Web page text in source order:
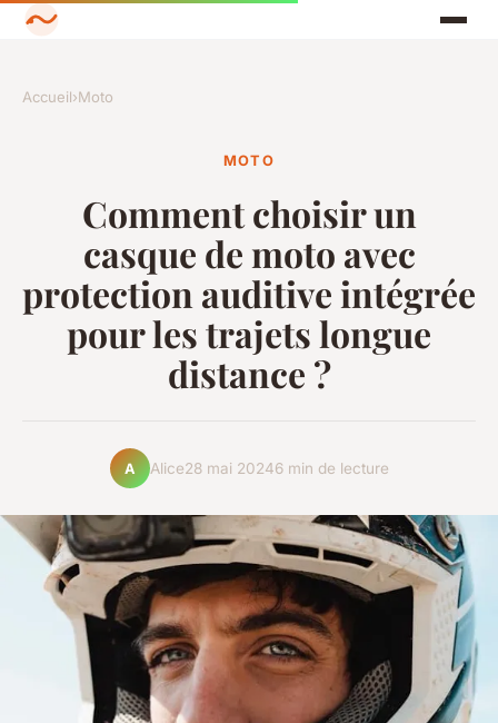
Accueil›Moto
MOTO
Comment choisir un
casque de moto avec
protection auditive intégrée
pour les trajets longue
distance ?
A Alice28 mai 20246 min de lecture